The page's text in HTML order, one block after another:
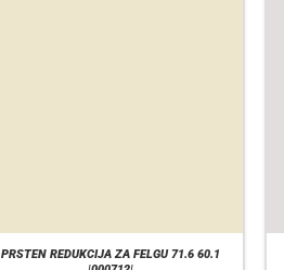
PRSTEN REDUKCIJA ZA FELGU 71.6 60.1